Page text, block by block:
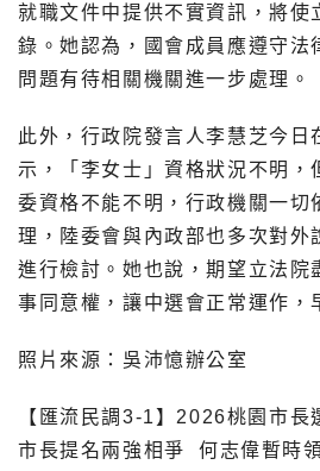
就職文件中提供不實資訊，將使
錄。她認為，國會成員應遵守法
問題有待相關機關進一步處理。
此外，行政院發言人李慧芝今日
示，「李女士」資格狀況不明，
委資格不能不明，行政機關一切
理，陸委會與內政部也多次對外
進行檢討。她也說，期望立法院
事同意權，讓中選會正常運作，
照片來源：吳沛憶辦公室
【匯流民調3-1】2026桃園市長
市長提名兩強相爭
何志偉暫時